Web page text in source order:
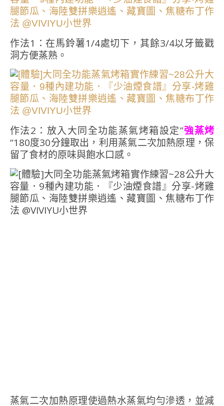
作法1：在馬鈴薯1/4處切下，其餘3/4以牙籤戳
洞方便蒸熟。
作法2：放入大同全功能蒸氣烤箱設定”強蒸烤
“180度30分鐘取出，利用蒸氣二次加熱原理，保
留了食材的原味與飽水口感。
蒸氣二次加熱原理使過熱水蒸氣均勻滲透，並減